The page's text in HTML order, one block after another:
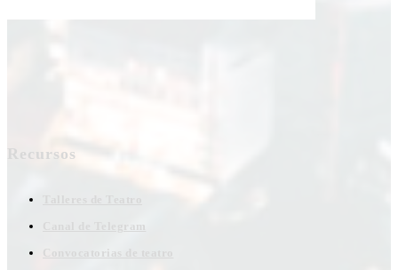
Recursos
Canal de Telegram
Convocatorias de teatro